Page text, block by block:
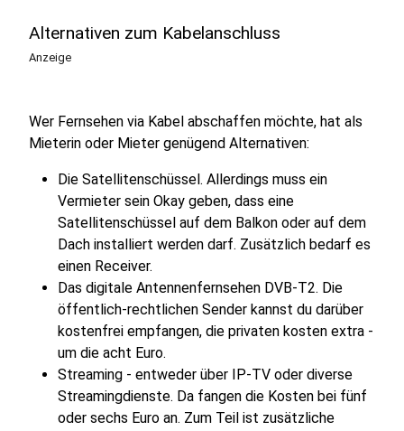
Alternativen zum Kabelanschluss
Anzeige
Wer Fernsehen via Kabel abschaffen möchte, hat als
Mieterin oder Mieter genügend Alternativen:
Die Satellitenschüssel. Allerdings muss ein
Vermieter sein Okay geben, dass eine
Satellitenschüssel auf dem Balkon oder auf dem
Dach installiert werden darf. Zusätzlich bedarf es
einen Receiver.
Das digitale Antennenfernsehen DVB-T2. Die
öffentlich-rechtlichen Sender kannst du darüber
kostenfrei empfangen, die privaten kosten extra -
um die acht Euro.
Streaming - entweder über IP-TV oder diverse
Streamingdienste. Da fangen die Kosten bei fünf
oder sechs Euro an. Zum Teil ist zusätzliche